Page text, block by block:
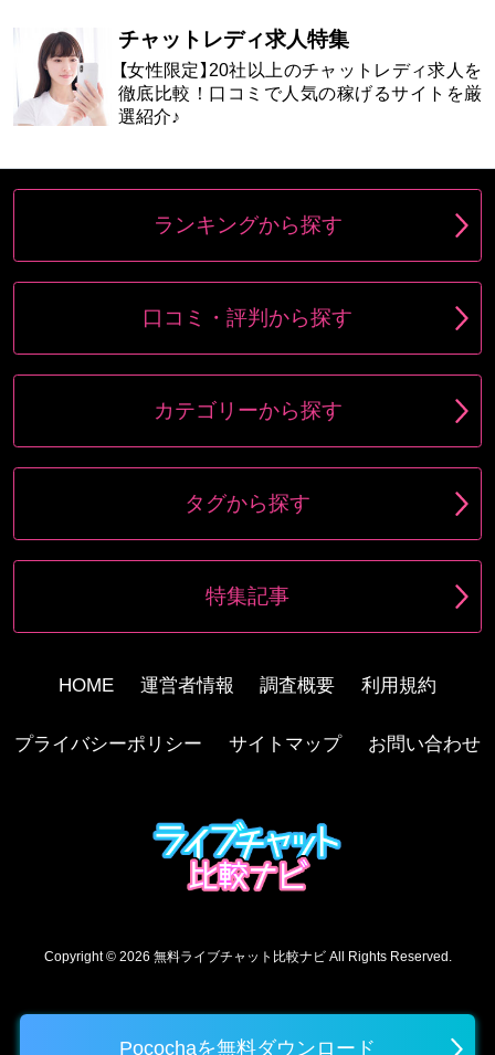
Pocochaを無料ダウンロード
チャットレディ求人特集
【女性限定】20社以上のチャットレディ求人を
徹底比較！口コミで人気の稼げるサイトを厳
選紹介♪
ランキングから探す
口コミ・評判から探す
カテゴリーから探す
タグから探す
特集記事
HOME 運営者情報 調査概要 利用規約
プライバシーポリシー サイトマップ お問い合わせ
Copyright © 2026 無料ライブチャット比較ナビAll Rights Reserved.